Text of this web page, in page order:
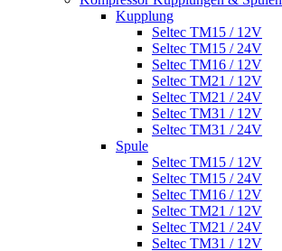
Kupplung
Seltec TM15 / 12V
Seltec TM15 / 24V
Seltec TM16 / 12V
Seltec TM21 / 12V
Seltec TM21 / 24V
Seltec TM31 / 12V
Seltec TM31 / 24V
Spule
Seltec TM15 / 12V
Seltec TM15 / 24V
Seltec TM16 / 12V
Seltec TM21 / 12V
Seltec TM21 / 24V
Seltec TM31 / 12V